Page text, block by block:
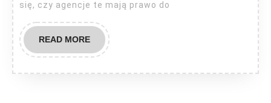
się, czy agencje te mają prawo do
READ MOREREAD
MORE